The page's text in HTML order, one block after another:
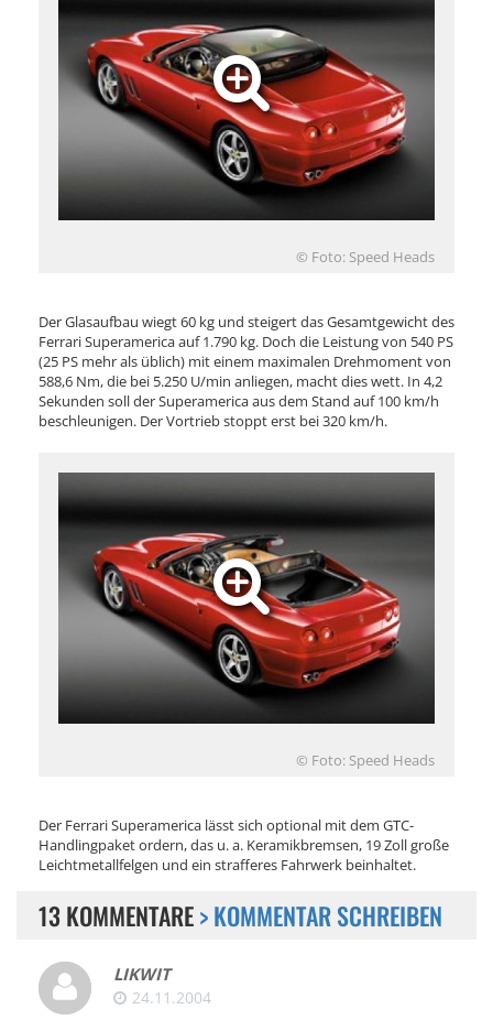
© Foto: Speed Heads
Der Glasaufbau wiegt 60 kg und steigert das Gesamtgewicht des
Ferrari Superamerica auf 1.790 kg. Doch die Leistung von 540 PS
(25 PS mehr als üblich) mit einem maximalen Drehmoment von
588,6 Nm, die bei 5.250 U/min anliegen, macht dies wett. In 4,2
Sekunden soll der Superamerica aus dem Stand auf 100 km/h
beschleunigen. Der Vortrieb stoppt erst bei 320 km/h.
© Foto: Speed Heads
Der Ferrari Superamerica lässt sich optional mit dem GTC-
Handlingpaket ordern, das u. a. Keramikbremsen, 19 Zoll große
Leichtmetallfelgen und ein strafferes Fahrwerk beinhaltet.
13 KOMMENTARE> KOMMENTAR SCHREIBEN
LIKWIT
24.11.2004